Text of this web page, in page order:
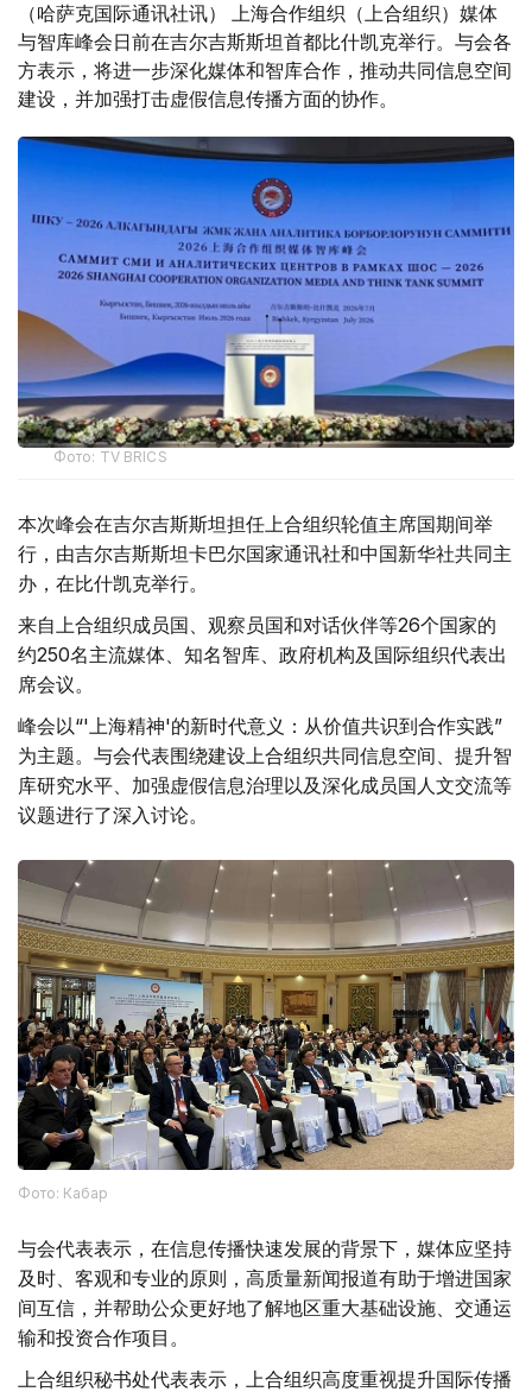
（哈萨克国际通讯社讯） 上海合作组织（上合组织）媒体
与智库峰会日前在吉尔吉斯斯坦首都比什凯克举行。与会各
方表示，将进一步深化媒体和智库合作，推动共同信息空间
建设，并加强打击虚假信息传播方面的协作。
Фото: TV BRICS
本次峰会在吉尔吉斯斯坦担任上合组织轮值主席国期间举
行，由吉尔吉斯斯坦卡巴尔国家通讯社和中国新华社共同主
办，在比什凯克举行。
来自上合组织成员国、观察员国和对话伙伴等26个国家的
约250名主流媒体、知名智库、政府机构及国际组织代表出
席会议。
峰会以“'上海精神'的新时代意义：从价值共识到合作实践”
为主题。与会代表围绕建设上合组织共同信息空间、提升智
库研究水平、加强虚假信息治理以及深化成员国人文交流等
议题进行了深入讨论。
Фото: Кабар
与会代表表示，在信息传播快速发展的背景下，媒体应坚持
及时、客观和专业的原则，高质量新闻报道有助于增进国家
间互信，并帮助公众更好地了解地区重大基础设施、交通运
输和投资合作项目。
上合组织秘书处代表表示，上合组织高度重视提升国际传播